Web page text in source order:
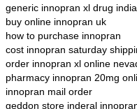
generic innopran xl drug
buy online innopran uk
how to purchase innopran
cost innopran saturday
order innopran xl online
pharmacy innopran 20mg
innopran mail order
geddon store inderal